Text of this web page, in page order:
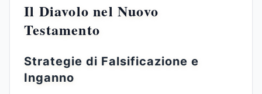
Il Diavolo nel Nuovo
Testamento
Strategie di Falsificazione e
Inganno